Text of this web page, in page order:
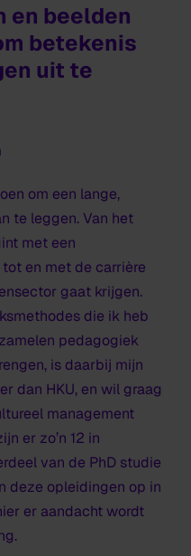
en beelden
betekenis
uit te
om een lange,
te leggen. Van het
met een
en met de carrière
gaat krijgen.
die ik heb
pedagogiek
is daarbij mijn
dan HKU, en wil graag
management
er zo’n 12 in
van de PhD studie
deze opleidingen op in
er aandacht wordt